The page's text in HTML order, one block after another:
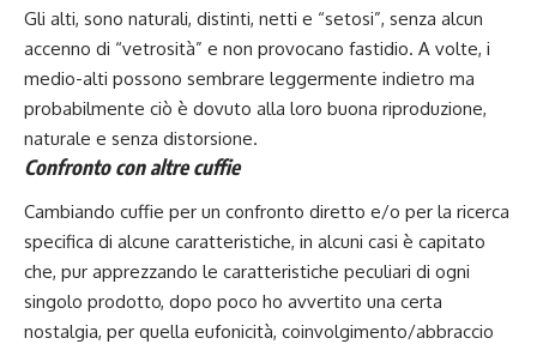
Gli alti, sono naturali, distinti, netti e “setosi”, senza alcun
accenno di “vetrosità” e non provocano fastidio. A volte, i
medio-alti possono sembrare leggermente indietro ma
probabilmente ciò è dovuto alla loro buona riproduzione,
naturale e senza distorsione.
Confronto con altre cuffie
Cambiando cuffie per un confronto diretto e/o per la ricerca
specifica di alcune caratteristiche, in alcuni casi è capitato
che, pur apprezzando le caratteristiche peculiari di ogni
singolo prodotto, dopo poco ho avvertito una certa
nostalgia, per quella eufonicità, coinvolgimento/abbraccio